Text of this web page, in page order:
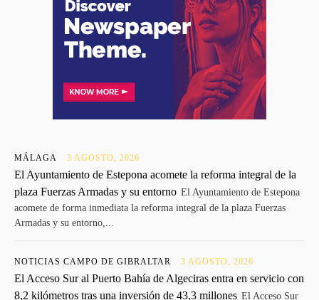
MÁLAGA 3 AGOSTO, 2026
El Ayuntamiento de Estepona acomete la reforma integral de la
plaza Fuerzas Armadas y su entorno El Ayuntamiento de Estepona
acomete de forma inmediata la reforma integral de la plaza Fuerzas
Armadas y su entorno,...
NOTICIAS CAMPO DE GIBRALTAR 3 AGOSTO, 2026
El Acceso Sur al Puerto Bahía de Algeciras entra en servicio con
8,2 kilómetros tras una inversión de 43,3 millones El Acceso Sur